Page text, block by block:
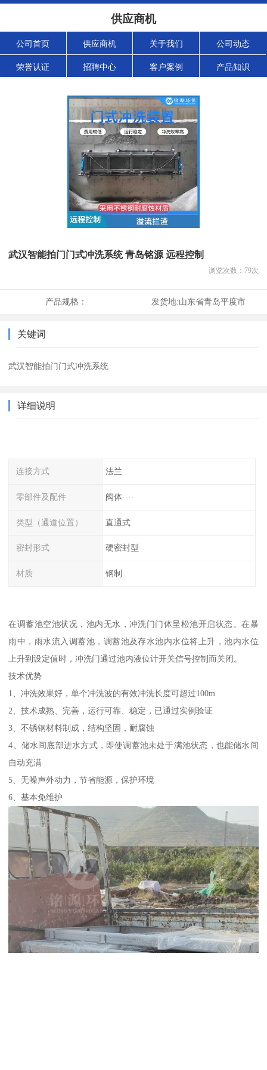
供应商机
公司首页 供应商机 关于我们 公司动态
荣誉认证 招聘中心 客户案例 产品知识
武汉智能拍门门式冲洗系统 青岛铭源 远程控制
浏览次数： 79次
产品规格： 发货地:山东省青岛平度市
关键词
武汉智能拍门门式冲洗系统
详细说明
连接方式 法兰
零部件及配件 阀体····
类型（通道位置） 直通式
密封形式 硬密封型
材质 钢制
在调蓄池空池状况，池内无水，冲洗门门体呈松池开启状态。在暴
雨中，雨水流入调蓄池，调蓄池及存水池内水位将上升，池内水位
上升到设定值时，冲洗门通过池内液位计开关信号控制而关闭。
技术优势
1、冲洗效果好，单个冲洗波的有效冲洗长度可超过100m
2、技术成熟、完善，运行可靠、稳定，已通过实例验证
3、不锈钢材料制成，结构坚固，耐腐蚀
4、储水间底部进水方式，即使调蓄池未处于满池状态，也能储水间
自动充满
5、无噪声外动力，节省能源，保护环境
6、基本免维护